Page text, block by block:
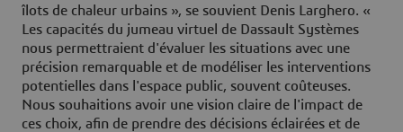
îlots de chaleur urbains », se souvient Denis Larghero. «
Les capacités du jumeau virtuel de Dassault Systèmes
nous permettraient d'évaluer les situations avec une
précision remarquable et de modéliser les interventions
potentielles dans l'espace public, souvent coûteuses.
Nous souhaitions avoir une vision claire de l'impact de
ces choix, afin de prendre des décisions éclairées et de